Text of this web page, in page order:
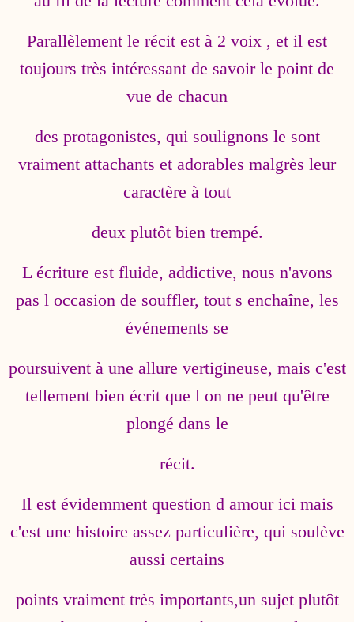
Parallèlement le récit est à 2 voix , et il est
toujours très intéressant de savoir le point de
vue de chacun
des protagonistes, qui soulignons le sont
vraiment attachants et adorables malgrès leur
caractère à tout
deux plutôt bien trempé.
L écriture est fluide, addictive, nous n'avons
pas l occasion de souffler, tout s enchaîne, les
événements se
poursuivent à une allure vertigineuse, mais c'est
tellement bien écrit que l on ne peut qu'être
plongé dans le
récit.
Il est évidemment question d amour ici mais
c'est une histoire assez particulière, qui soulève
aussi certains
points vraiment très importants,un sujet plutôt